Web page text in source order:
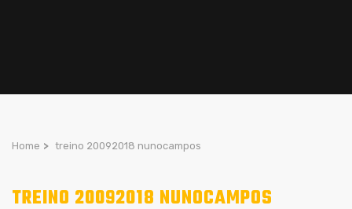
Home > treino 20092018 nunocampos
TREINO 20092018 NUNOCAMPOS